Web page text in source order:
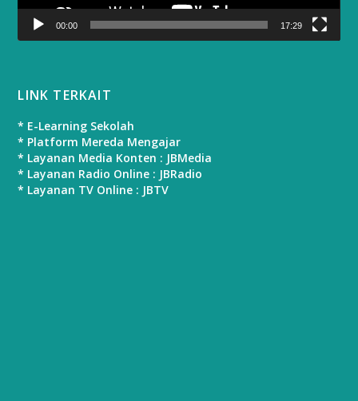
00:00 17:29
LINK TERKAIT
* E-Learning Sekolah
* Platform Mereda Mengajar
* Layanan Media Konten : JBMedia
* Layanan Radio Online : JBRadio
* Layanan TV Online : JBTV